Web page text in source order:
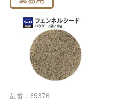
品番：89376